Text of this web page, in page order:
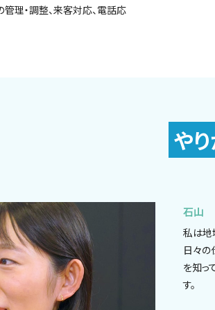
理・調整、来客対応、電話応
や
石山
私は地
日々の
を知っ
す。